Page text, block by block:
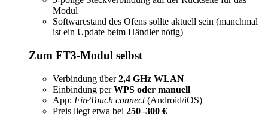
Modul
Softwarestand des Ofens sollte aktuell sein (manchmal
ist ein Update beim Händler nötig)
Zum FT3-Modul selbst
Verbindung über2,4 GHz WLAN
Einbindung perWPS oder manuell
App: FireTouch connect(Android/iOS)
Preis liegt etwa bei 250–300 €